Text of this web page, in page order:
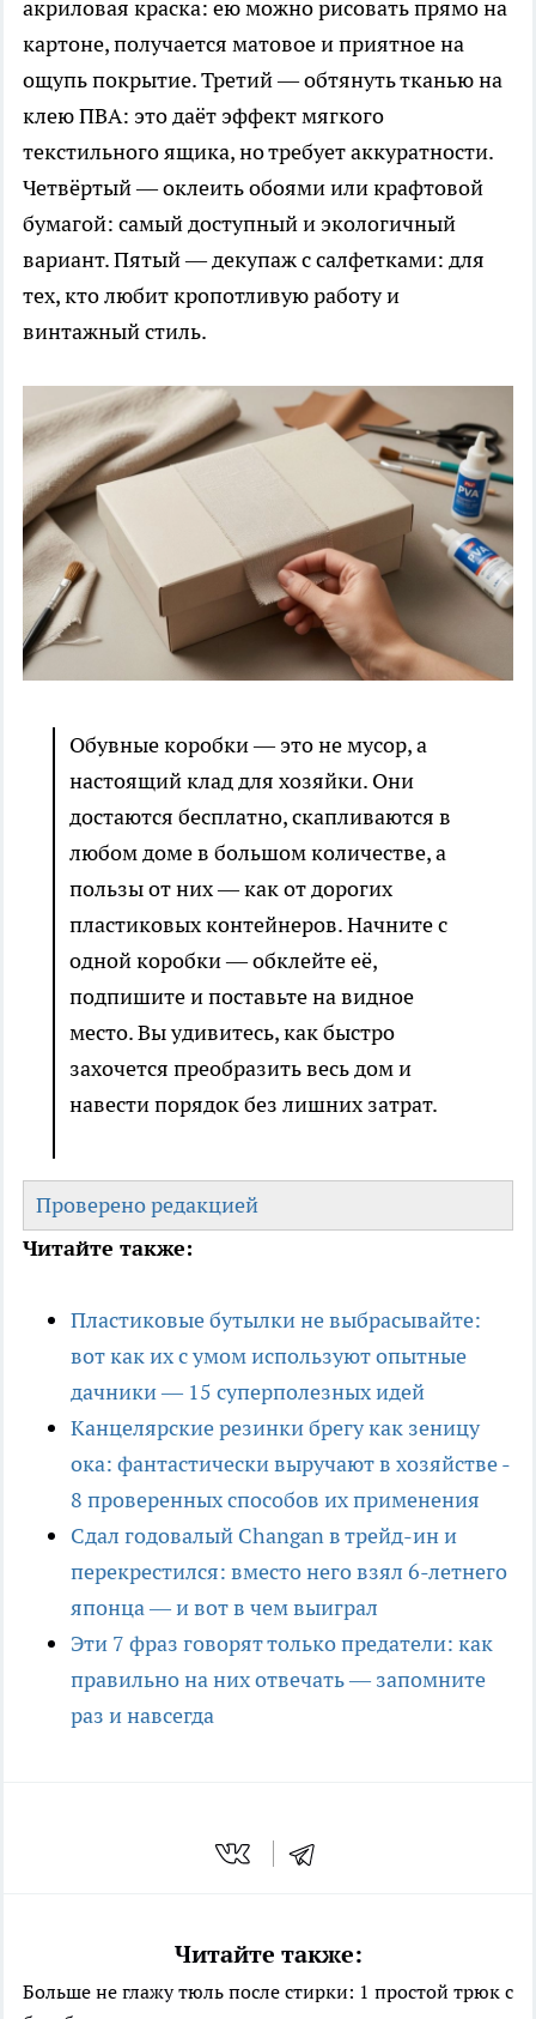
акриловая краска: ею можно рисовать прямо на
картоне, получается матовое и приятное на
ощупь покрытие. Третий — обтянуть тканью на
клею ПВА: это даёт эффект мягкого
текстильного ящика, но требует аккуратности.
Четвёртый — оклеить обоями или крафтовой
бумагой: самый доступный и экологичный
вариант. Пятый — декупаж с салфетками: для
тех, кто любит кропотливую работу и
винтажный стиль.
Обувные коробки — это не мусор, а
настоящий клад для хозяйки. Они
достаются бесплатно, скапливаются в
любом доме в большом количестве, а
пользы от них — как от дорогих
пластиковых контейнеров. Начните с
одной коробки — обклейте её,
подпишите и поставьте на видное
место. Вы удивитесь, как быстро
захочется преобразить весь дом и
навести порядок без лишних затрат.
Проверено редакцией
Читайте также:
Пластиковые бутылки не выбрасывайте:
вот как их с умом используют опытные
дачники — 15 суперполезных идей
Канцелярские резинки брегу как зеницу
ока: фантастически выручают в хозяйстве -
8 проверенных способов их применения
Сдал годовалый Changan в трейд-ин и
перекрестился: вместо него взял 6-летнего
японца — и вот в чем выиграл
Эти 7 фраз говорят только предатели: как
правильно на них отвечать — запомните
раз и навсегда
Читайте также:
Больше не глажу тюль после стирки: 1 простой трюк с